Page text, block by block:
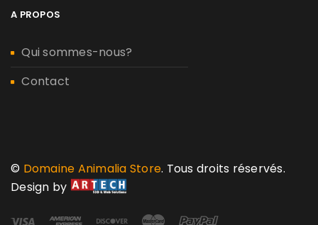
A PROPOS
Qui sommes-nous?
Contact
© Domaine Animalia Store. Tous droits réservés.
Design by